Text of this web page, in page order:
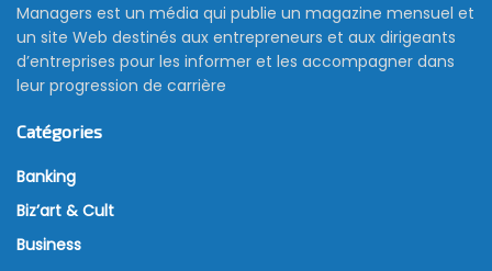
Managers est un média qui publie un magazine mensuel et
un site Web destinés aux entrepreneurs et aux dirigeants
d’entreprises pour les informer et les accompagner dans
leur progression de carrière
Catégories
Banking
Biz’art & Cult
Business